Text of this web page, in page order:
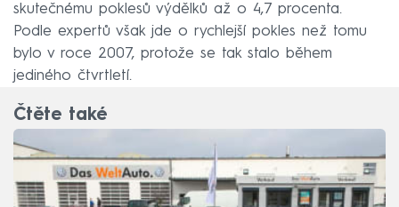
skutečnému poklesů výdělků až o 4,7 procenta.
Podle expertů však jde o rychlejší pokles než tomu
bylo v roce 2007, protože se tak stalo během
jediného čtvrtletí.
Čtěte také